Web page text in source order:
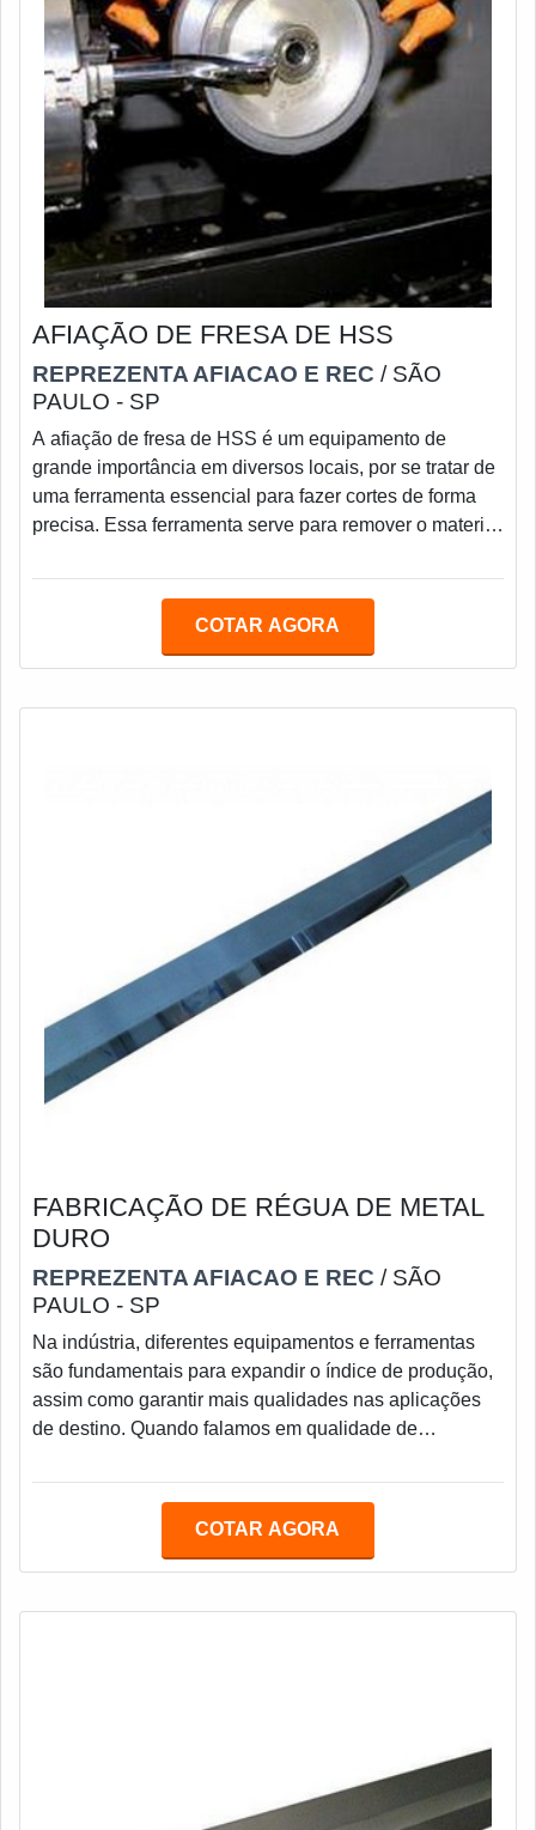
AFIAÇÃO DE FRESA DE HSS
REPREZENTA AFIACAO E REC / SÃO
PAULO - SP
A afiação de fresa de HSS é um equipamento de
grande importância em diversos locais, por se tratar de
uma ferramenta essencial para fazer cortes de forma
precisa. Essa ferramenta serve para remover o material
acabada, dentro da forma e dimensão desejada, ou em
outros.DESTAQUES IMPORTANTES SOBRE O
COTAR AGORA
FABRICAÇÃO DE RÉGUA DE METAL
DURO
REPREZENTA AFIACAO E REC / SÃO
PAULO - SP
Na indústria, diferentes equipamentos e ferramentas
são fundamentais para expandir o índice de produção,
assim como garantir mais qualidades nas aplicações
de destino. Quando falamos em qualidade de
centerless, usada para guiar as peças nos processos
produção da ferramenta, que é utilizada principalmente
COTAR AGORA